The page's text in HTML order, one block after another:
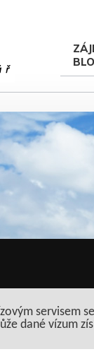
servisem
dané vízum